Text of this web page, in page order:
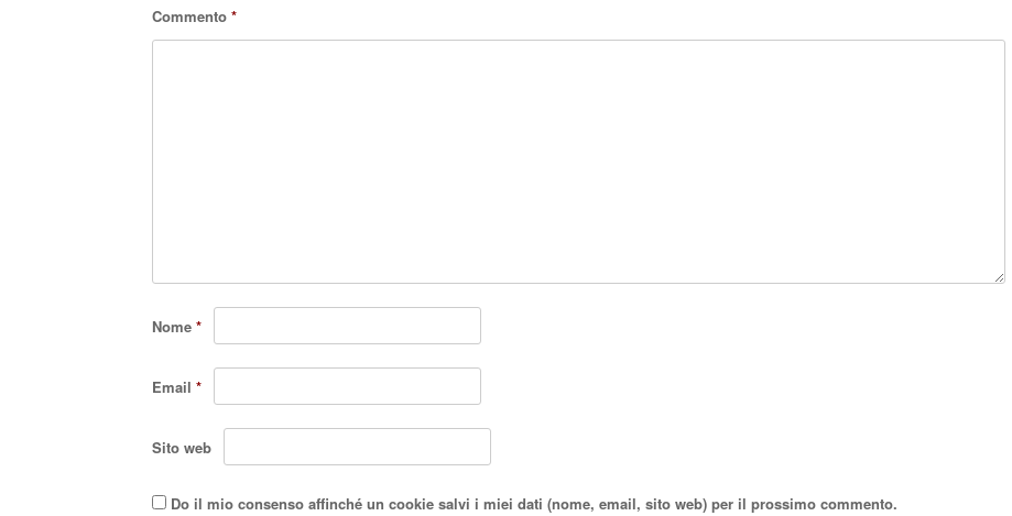
Commento *
Nome *
Email *
Sito web
Do il mio consenso affinché un cookie salvi i miei dati (nome, email, sito web) per il prossimo commento.